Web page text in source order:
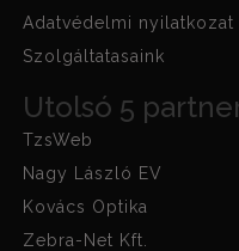
Adatvédelmi nyilatkozat
Szolgáltatasaink
Utolsó 5
TzsWeb
Nagy László EV
Kovács Optika
Zebra-Net Kft.